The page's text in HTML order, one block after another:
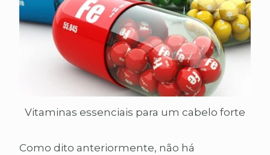
Vitaminas essenciais para um cabelo forte
Como dito anteriormente, não há